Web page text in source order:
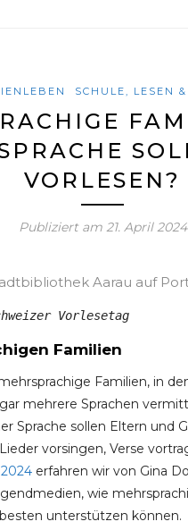
SCHULE, LESEN
VORLESEN?
Publiziert am 21. April 2024
Aarau auf
Vorlesetag
Familien
Familien, in
mehrere Sprachen
Sprache sollen Eltern und
vorsingen, Verse
4 erfahren wir von Gina
wie
unterstützen können.